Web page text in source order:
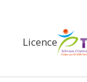
Licence